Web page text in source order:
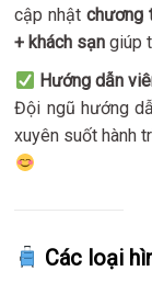
cập nhật chương
+ khách sạn giúp
Hướng dẫn
Đội ngũ hướng
xuyên suốt hành
Các loại